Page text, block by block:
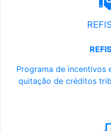
Programa de incentivos
quitação de créditos